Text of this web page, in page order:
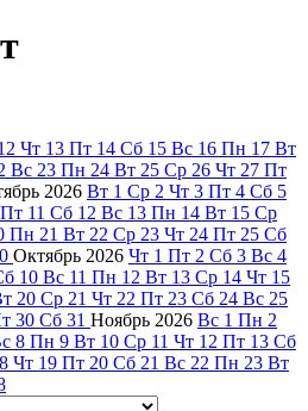
Чт 13 Пт 14 Сб 15 Вс 16 Пн 17 Вт
Вс 23 Пн 24 Вт 25 Ср 26 Чт 27 Пт
2026 Вт 1 Ср 2 Чт 3 Пт 4 Сб 5
Пт 11 Сб 12 Вс 13 Пн 14 Вт 15 Ср
Пн 21 Вт 22 Ср 23 Чт 24 Пт 25 Сб
Октябрь 2026 Чт 1 Пт 2 Сб 3 Вс 4
10 Вс 11 Пн 12 Вт 13 Ср 14 Чт 15
20 Ср 21 Чт 22 Пт 23 Сб 24 Вс 25
30 Сб 31 Ноябрь 2026 Вс 1 Пн 2
8 Пн 9 Вт 10 Ср 11 Чт 12 Пт 13 Сб
Чт 19 Пт 20 Сб 21 Вс 22 Пн 23 Вт